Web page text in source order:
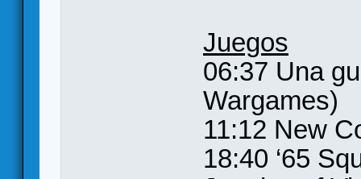
Juegos
06:37 Una
Wargames)
11:12 New
18:40 ‘65